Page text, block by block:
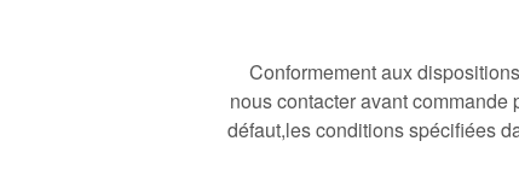
Conformement aux
nous contacter avant
défaut,les conditions spécifiées